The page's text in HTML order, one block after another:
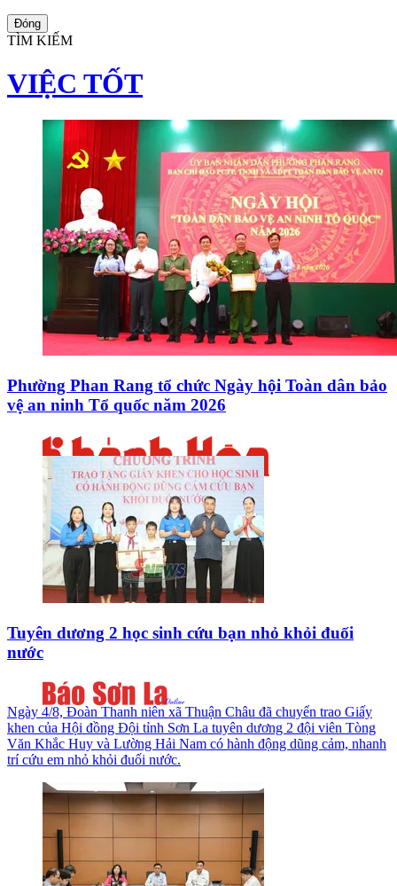
Đóng
TÌM KIẾM
VIỆC TỐT
Phường Phan Rang tổ chức Ngày hội Toàn dân bảo
vệ an ninh Tổ quốc năm 2026
Tuyên dương 2 học sinh cứu bạn nhỏ khỏi đuối
nước
Ngày 4/8, Đoàn Thanh niên xã Thuận Châu đã chuyển trao Giấy
khen của Hội đồng Đội tỉnh Sơn La tuyên dương 2 đội viên Tòng
Văn Khắc Huy và Lường Hải Nam có hành động dũng cảm, nhanh
trí cứu em nhỏ khỏi đuối nước.